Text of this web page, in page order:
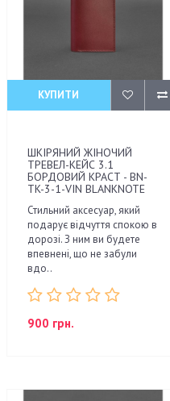
КУПИТИ
ШКІРЯНИЙ ЖІНОЧИЙ
ТРЕВЕЛ-КЕЙС 3.1
БОРДОВИЙ КРАСТ - BN-
TK-3-1-VIN BLANKNOTE
Стильний аксесуар, який
подарує відчуття спокою в
дорозі. З ним ви будете
впевнені, що не забули
вдо..
900 грн.